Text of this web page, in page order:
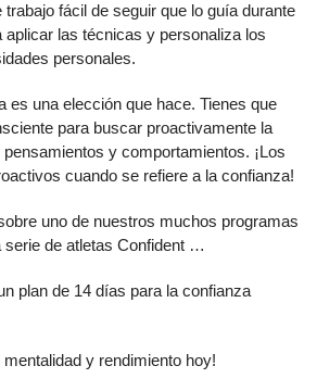
fácil de seguir que lo guía durante
aplicar las técnicas y personaliza los
personales.
es una elección que hace. Tienes que
para buscar proactivamente la
y comportamientos. ¡Los
cuando se refiere a la confianza!
uno de nuestros muchos programas
serie de atletas Confident …
plan de 14 días para la confianza
mentalidad y rendimiento hoy!